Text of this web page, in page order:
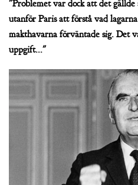
"Problemet var dock att det
utanför Paris att förstå vad
makthavarna förväntade sig. Det
uppgift..."